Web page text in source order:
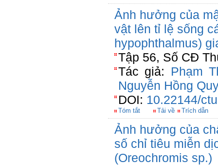
Ảnh hưởng của
vật lên tỉ lệ sống
hypophthalmus)
Tập 56, Số CĐ
Tác giả: Phạm
Nguyễn Hồng
DOI: 10.22144/
Tóm tắt Tải về Trích dẫn
Ảnh hưởng của
số chỉ tiêu miễn
(Oreochromis sp.)